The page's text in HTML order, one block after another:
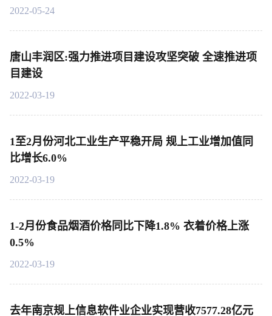
2022-05-24
唐山丰润区:强力推进项目建设攻坚突破 全速推进项
目建设
2022-03-19
1至2月份河北工业生产平稳开局 规上工业增加值同
比增长6.0%
2022-03-19
1-2月份食品烟酒价格同比下降1.8% 衣着价格上涨
0.5%
2022-03-19
去年南京规上信息软件业企业实现营收7577.28亿元